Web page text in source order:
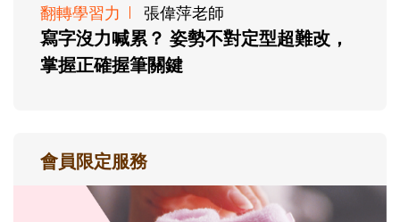
翻轉學習力 張偉萍老師
寫字沒力喊累？ 姿勢不對定型超難改，
掌握正確握筆關鍵
會員限定服務